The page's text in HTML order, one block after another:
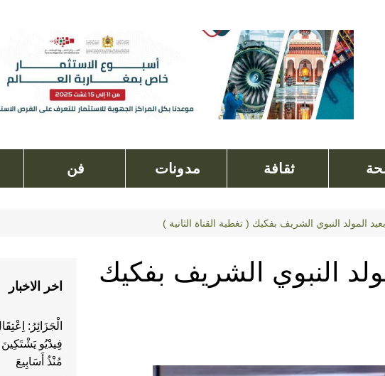
ثقافة مدونات فن
المولد النبوي الشريف بفكيك ( تغطية القناة الثانية )
النبوي الشريف بفكيك
اخر الاخبار
الْجَزَائِرُ:
فِيدْيُو
مُنْذُ أَسَابِيعَ